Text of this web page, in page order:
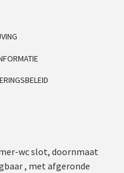
wc slot, doornmaat
, met afgeronde